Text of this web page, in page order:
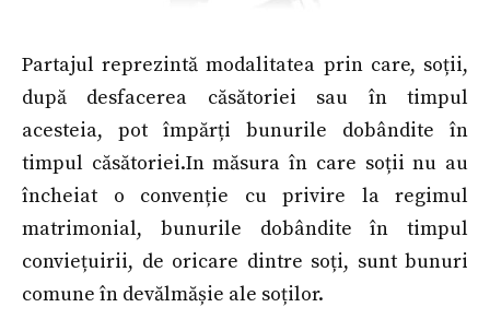
Partajul reprezintă modalitatea prin care, soții,
după desfacerea căsătoriei sau în timpul
acesteia, pot împărți bunurile dobândite în
timpul căsătoriei.In măsura în care soții nu au
încheiat o convenție cu privire la regimul
matrimonial, bunurile dobândite în timpul
conviețuirii, de oricare dintre soți, sunt bunuri
comune în devălmășie ale soților.